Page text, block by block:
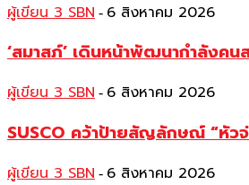
ผู้เขียน 3 SBN - 6 สิงหาคม 2026
‘สมาสภ์’ เดินหน้าพัฒนากำลังค
ผู้เขียน 3 SBN - 6 สิงหาคม 2026
SUSCO คว้าป้ายสัญลักษณ์ “หัว
ผู้เขียน 3 SBN - 6 สิงหาคม 2026